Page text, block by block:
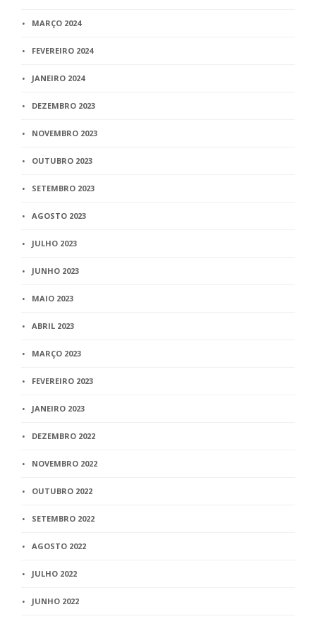
MARÇO 2024
FEVEREIRO 2024
JANEIRO 2024
DEZEMBRO 2023
NOVEMBRO 2023
OUTUBRO 2023
SETEMBRO 2023
AGOSTO 2023
JULHO 2023
JUNHO 2023
MAIO 2023
ABRIL 2023
MARÇO 2023
FEVEREIRO 2023
JANEIRO 2023
DEZEMBRO 2022
NOVEMBRO 2022
OUTUBRO 2022
SETEMBRO 2022
AGOSTO 2022
JULHO 2022
JUNHO 2022